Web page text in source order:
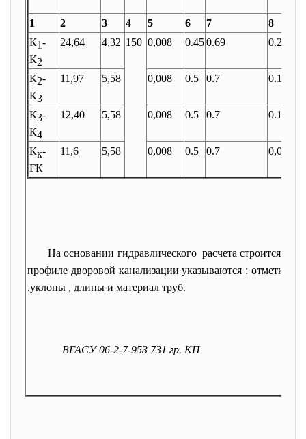
1
2 3 4 5 6 7 8
К1-
К2
24,64 4,32 150 0,008 0.450.69 0.2
К2-
К3
11,97 5,58 0,008 0.5 0.7 0.1
К3-
К4
12,40 5,58 0,008 0.5 0.7 0.1
Кк-
ГК
11,6 5,58 0,008 0.5 0.7 0,093
На основании гидравлического расчета строится
профиле дворовой канализации указываются : отметки
,уклоны , длины и материал труб.
ВГАСУ 06-2-7-953 731 гр. КП